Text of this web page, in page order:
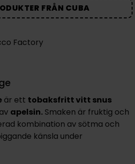
FRÅN CUBA
är ett tobaksfritt vitt snus
apelsin.Smaken är fruktig och
kombination av sötma och
känsla under